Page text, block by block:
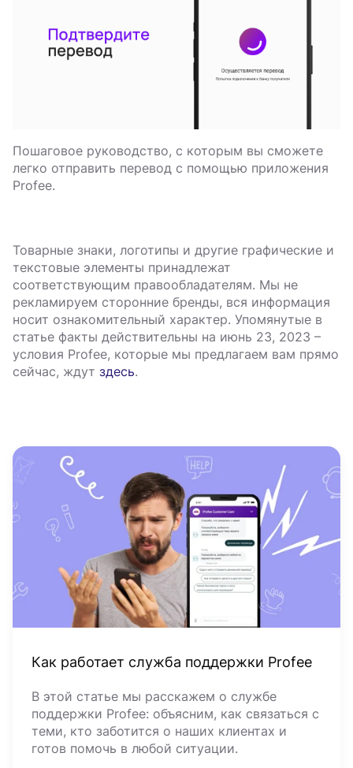
Пошаговое руководство, с которым вы сможете
легко отправить перевод с помощью приложения
Profee.
Товарные знаки, логотипы и другие графические и
текстовые элементы принадлежат
соответствующим правообладателям. Мы не
рекламируем сторонние бренды, вся информация
носит ознакомительный характер. Упомянутые в
статье факты действительны на июнь 23, 2023 –
условия Profee, которые мы предлагаем вам прямо
сейчас, ждут здесь.
Как работает служба поддержки Profee
В этой статье мы расскажем о службе
поддержки Profee: объясним, как связаться с
теми, кто заботится о наших клиентах и
готов помочь в любой ситуации.